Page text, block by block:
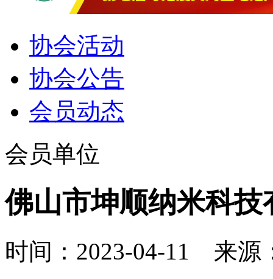
协会活动
协会公告
会员动态
会员单位
佛山市坤顺纳米科技
时间：2023-04-11 来